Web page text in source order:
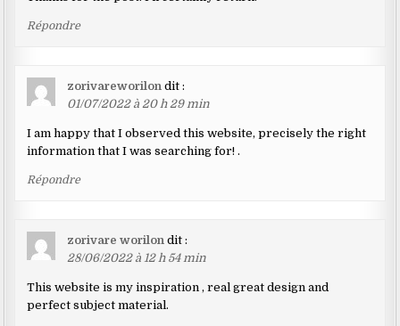
Répondre
zorivareworilon dit :
01/07/2022 à 20 h 29 min
I am happy that I observed this website, precisely the right
information that I was searching for! .
Répondre
zorivare worilon dit :
28/06/2022 à 12 h 54 min
This website is my inspiration , real great design and
perfect subject material.